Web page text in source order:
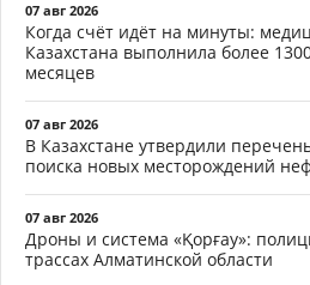
07 авг 2026
Когда счёт идёт на минуты:
Казахстана выполнила более
месяцев
07 авг 2026
В Казахстане утвердили
поиска новых месторождений
07 авг 2026
Дроны и система «Қорғау»:
трассах Алматинской области